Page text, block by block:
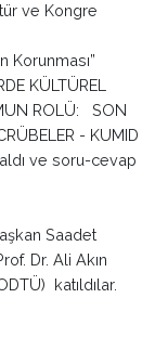
ve Kongre
Korunması”
KÜLTÜREL
ROLÜ: SON
- KUMID
aldı ve soru-cevap
Saadet
Dr. Ali Akın
katıldılar.